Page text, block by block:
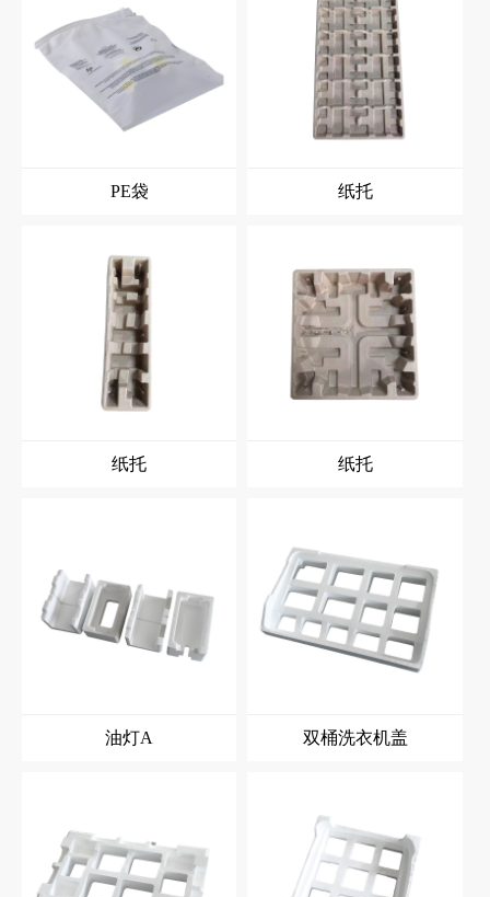
PE袋 纸托
纸托 纸托
油灯A 双桶洗衣机盖